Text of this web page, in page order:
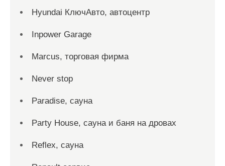
Hyundai КлючАвто, автоцентр
Inpower Garage
Marcus, торговая фирма
Never stop
Paradise, сауна
Party House, сауна и баня на дровах
Reflex, сауна